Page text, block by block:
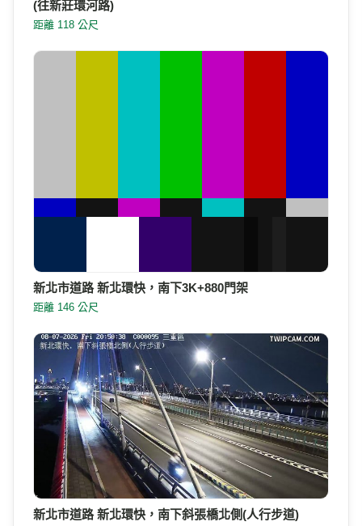
(往新莊環河路)
距離 118 公尺
新北市道路 新北環快，南下3K+880門架
距離 146 公尺
新北市道路 新北環快，南下斜張橋北側(人行步道)